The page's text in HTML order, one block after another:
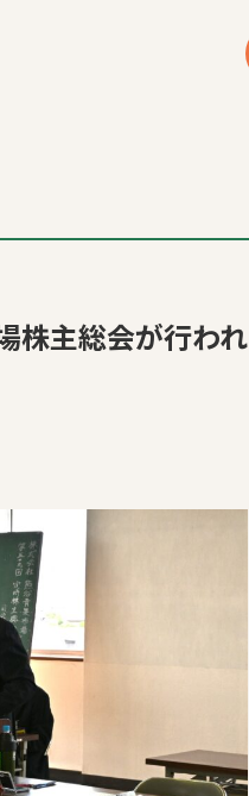
株主総会が行われ